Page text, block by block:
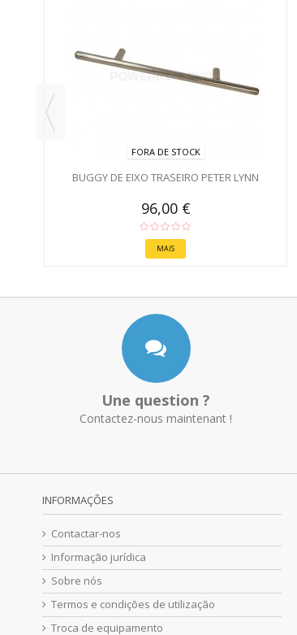
FORA DE STOCK
BUGGY DE EIXO TRASEIRO PETER LYNN
96,00 €
MAIS
Une question ?
Contactez-nous maintenant !
INFORMAÇÕES
Contactar-nos
Informação jurídica
Sobre nós
Termos e condições de utilização
Troca de equipamento